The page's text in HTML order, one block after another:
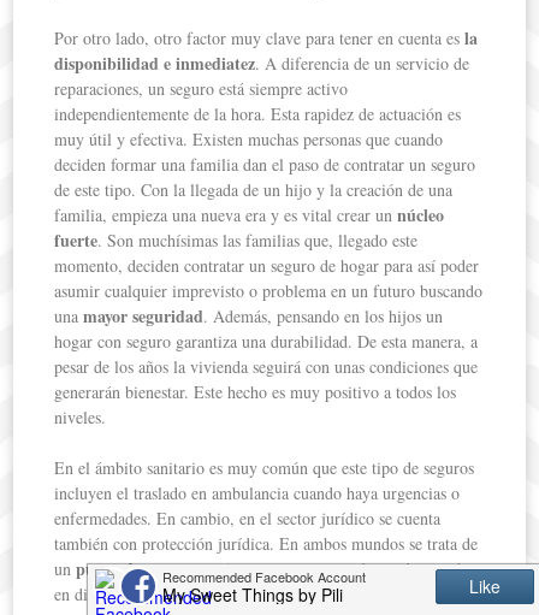
Por otro lado, otro factor muy clave para tener en cuenta esla
disponibilidad e inmediatez. A diferencia de un servicio de
reparaciones, un seguro está siempre activo
independientemente de la hora. Esta rapidez de actuación es
muy útil y efectiva. Existen muchas personas que cuando
deciden formar una familia dan el paso de contratar un seguro
de este tipo. Con la llegada de un hijo y la creación de una
familia, empieza una nueva era y es vital crear unnúcleo
fuerte. Son muchísimas las familias que, llegado este
momento, deciden contratar un seguro de hogar para así poder
asumir cualquier imprevisto o problema en un futuro buscando
unamayor seguridad. Además, pensando en los hijos un
hogar con seguro garantiza una durabilidad. De esta manera, a
pesar de los años la vivienda seguirá con unas condiciones que
generarán bienestar. Este hecho es muy positivo a todos los
niveles.
En el ámbito sanitario es muy común que este tipo de seguros
incluyen el traslado en ambulancia cuando haya urgencias o
enfermedades. En cambio, en el sector jurídico se cuenta
también con protección jurídica. En ambos mundos se trata de
unpunto de apoyomuy importante que puede ayudar mucho
en diferentes situaciones.